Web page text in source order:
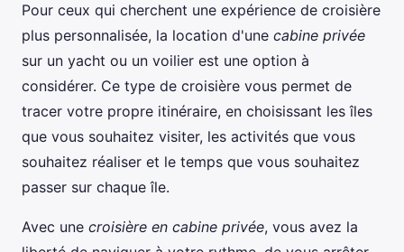
Pour ceux qui cherchent une expérience de croisière
plus personnalisée, la location d'une cabine privée
sur un yacht ou un voilier est une option à
considérer. Ce type de croisière vous permet de
tracer votre propre itinéraire, en choisissant les îles
que vous souhaitez visiter, les activités que vous
souhaitez réaliser et le temps que vous souhaitez
passer sur chaque île.
Avec une croisière en cabine privée, vous avez la